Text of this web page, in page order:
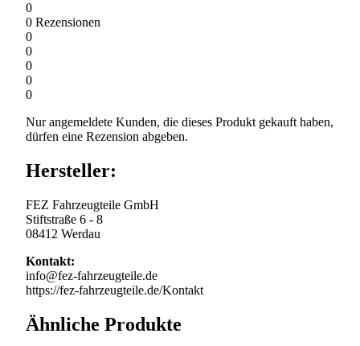
0
0 Rezensionen
0
0
0
0
0
Nur angemeldete Kunden, die dieses Produkt gekauft haben,
dürfen eine Rezension abgeben.
Hersteller:
FEZ Fahrzeugteile GmbH
Stiftstraße 6 - 8
08412 Werdau
Kontakt:
info@fez-fahrzeugteile.de
https://fez-fahrzeugteile.de/Kontakt
Ähnliche Produkte